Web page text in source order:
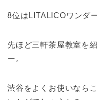
8位はLITALICOワンダ
先ほど三軒茶屋教室を
ー。
渋谷をよくお使いなら